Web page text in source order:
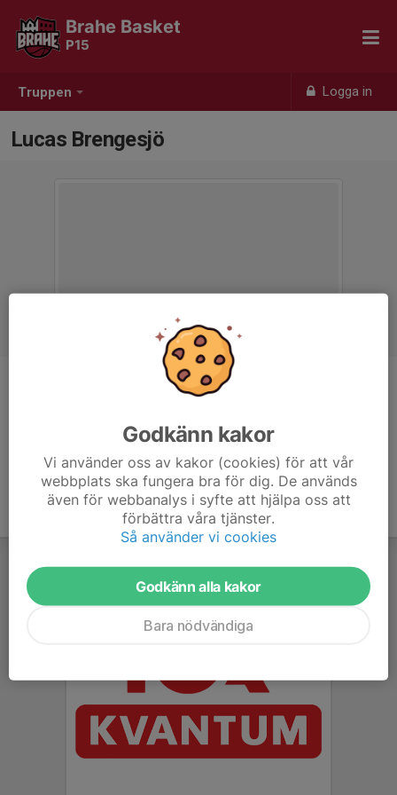
Truppen Logga in
Brahe Basket
P15
Lucas Brengesjö
Godkänn kakor
Vi använder oss av kakor (cookies) för att vår
webbplats ska fungera bra för dig. De används
även för webbanalys i syfte att hjälpa oss att
förbättra våra tjänster.
Så använder vi cookies
Godkänn alla kakor
Bara nödvändiga